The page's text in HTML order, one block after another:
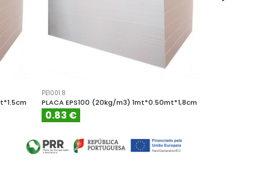
PE1001.8
PLACA EPS100 (20kg/m3) 1mt*0.50mt*1,8cm
0.83 €